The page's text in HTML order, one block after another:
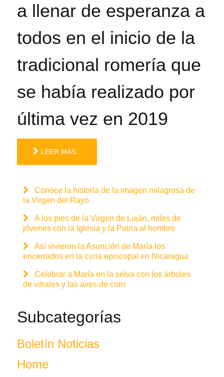
a llenar de esperanza a
todos en el inicio de la
tradicional romería que
se había realizado por
última vez en 2019
LEER MÁS...
Conoce la historia de la imagen milagrosa de
la Virgen del Rayo
A los pies de la Virgen de Luján, miles de
jóvenes con la Iglesia y la Patria al hombro
Así vivieron la Asunción de María los
encerrados en la curia episcopal en Nicaragua
Celebrar a María en la selva con los árboles
de vitrales y las aves de coro
Subcategorías
Boletín Noticias
Home